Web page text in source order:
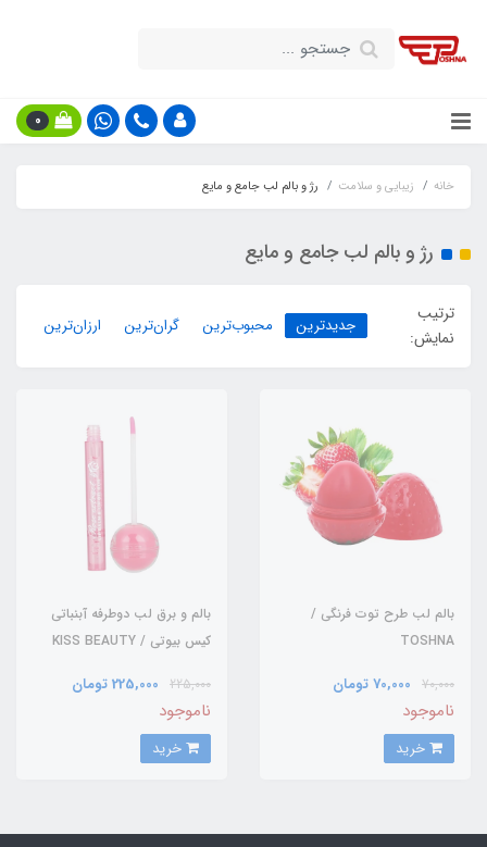
0
خانه زیبایی و سلامت رژ و بالم لب جامع و مایع
رژ و بالم لب جامع و مایع
ترتیب
نمایش:
جدیدترین محبوب‌ترین گران‌ترین ارزان‌ترین
بالم لب طرح توت فرنگی /
TOSHNA
70,000 70,000 تومان
ناموجود
بالم و برق لب دوطرفه آبنباتی
کیس بیوتی / KISS BEAUTY
225,000 225,000 تومان
ناموجود